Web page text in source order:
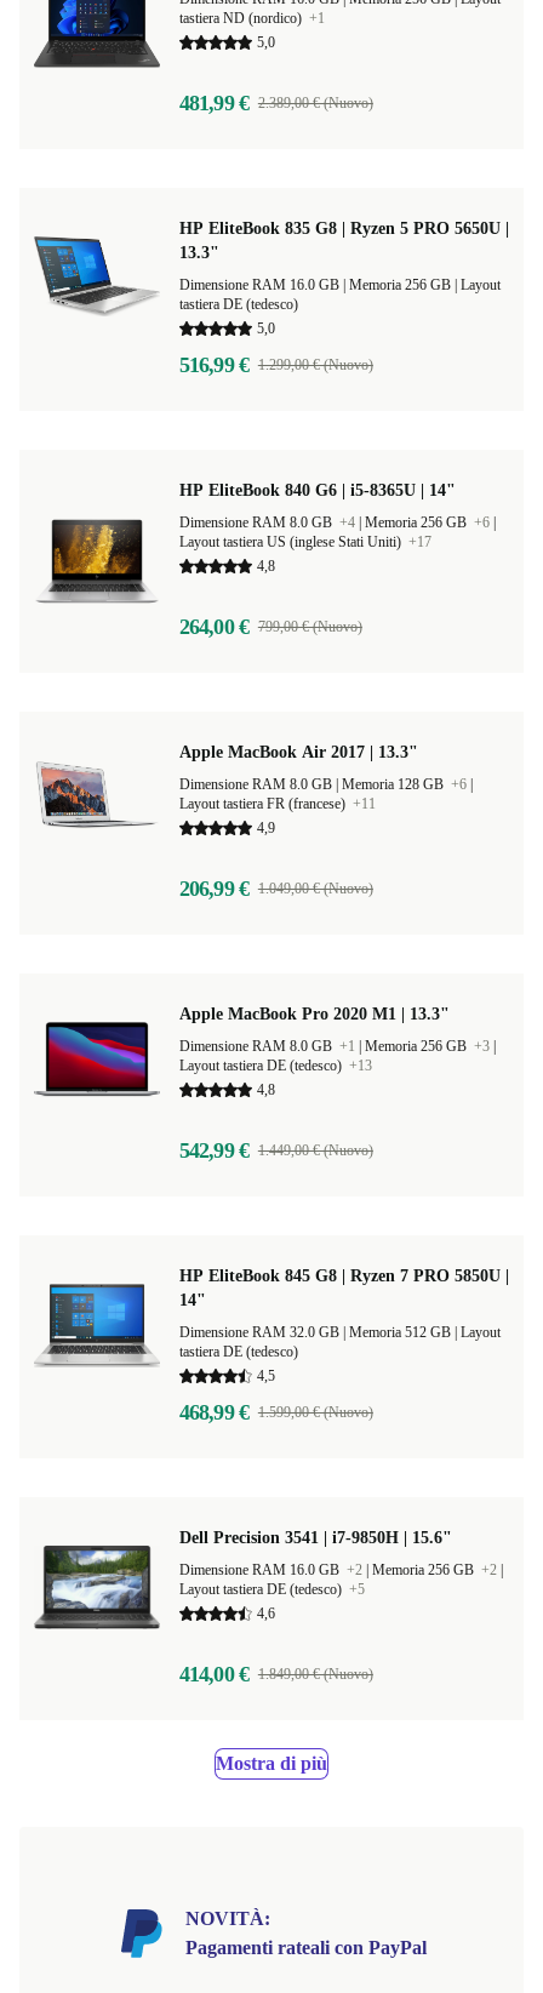
tastiera ND (nordico) +1
5,0
481,99 € 2.389,00 € (Nuovo)
HP EliteBook 835 G8 | Ryzen 5 PRO 5650U |
13.3"
Layout
tastiera DE (tedesco)
5,0
516,99 € 1.299,00 € (Nuovo)
HP EliteBook 840 G6 | i5-8365U | 14"
Dimensione RAM 8.0 GB +4 Memoria 256 GB +6
Layout tastiera US (inglese Stati Uniti) +17
4,8
264,00 € 799,00 € (Nuovo)
Apple MacBook Air 2017 | 13.3"
Memoria 128 GB +6
Layout tastiera FR (francese) +11
4,9
206,99 € 1.049,00 € (Nuovo)
Apple MacBook Pro 2020 M1 | 13.3"
Dimensione RAM 8.0 GB +1 Memoria 256 GB +3
Layout tastiera DE (tedesco) +13
4,8
542,99 € 1.449,00 € (Nuovo)
HP EliteBook 845 G8 | Ryzen 7 PRO 5850U |
14"
Layout
tastiera DE (tedesco)
4,5
468,99 € 1.599,00 € (Nuovo)
Dell Precision 3541 | i7-9850H | 15.6"
Dimensione RAM 16.0 GB +2 Memoria 256 GB +2
Layout tastiera DE (tedesco) +5
4,6
414,00 € 1.849,00 € (Nuovo)
Mostra di più
NOVITÀ:
Pagamenti rateali con PayPal